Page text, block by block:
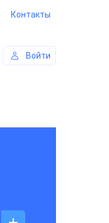
Контакты
Войти